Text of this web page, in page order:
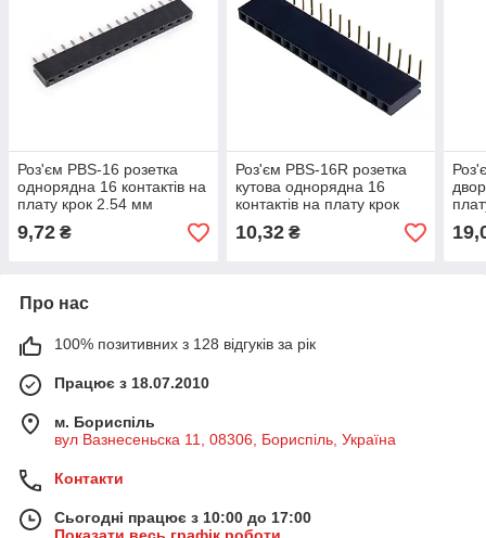
Роз'єм PBS-16 розетка
однорядна 16 контактів на
плату крок 2.54 мм
9,72 ₴
Роз'єм PBS-16R розетка
кутова однорядна 16
контактів на плату крок
10,32₴
Про нас
100% позитивних з 128 відгуків за рік
Працює з 18.07.2010
м. Бориспіль
вул Вазнесеньска 11, 08306, Бориспіль, Україна
Контакти
Сьогодні працює з 10:00 до 17:00